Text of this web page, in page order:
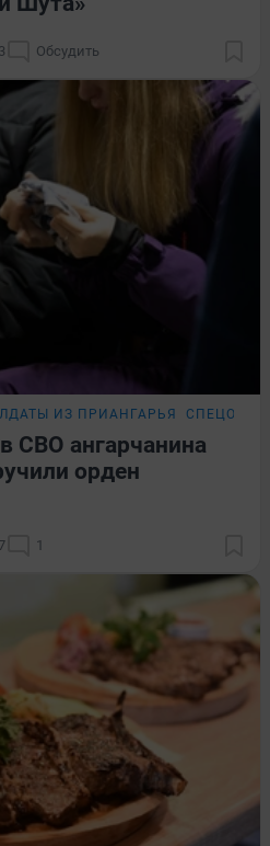
Обсудить
ИЗ ПРИАНГАРЬЯ
СВО ангарчанина
орден
1